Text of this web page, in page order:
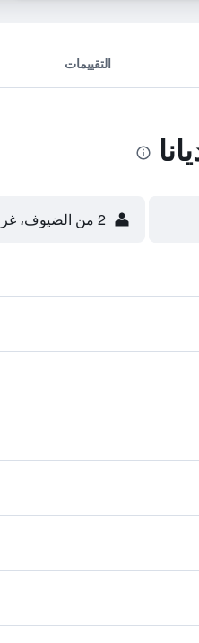
التقييمات
2 من الضيوف، غرفة واحدة